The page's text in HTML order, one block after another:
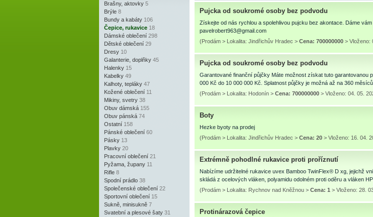
Brašny, aktovky 5
Brýle 8
Bundy a kabáty 106
Čepice, rukavice 18
Dámské oblečení 298
Dětské oblečení 29
Dresy 10
Galanterie, doplňky 45
Halenky 15
Kabelky 49
Kalhoty, tepláky 47
Kožené oblečení 11
Mikiny, svetry 38
Obuv dámská 155
Obuv pánská 74
Ostatní 158
Pánské oblečení 60
Pásky 13
Plavky 20
Pracovní oblečení 21
Pyžama, župany 11
Rifle 8
Spodní prádlo 38
Společenské oblečení 22
Sportovní oblečení 15
Sukně, minisukně 7
Svatební a plesové šaty 31
Pujcka od soukromé osoby bez podvodu
Získejte od nás rychlou a spolehlivou pujcku bez akontace. Dáme
pavelrobert963@gmail.com
(Prodám > Lokalita: Jindřichův Hradec > Cena: 700000000 > Vloženo:
Pujcka od soukromé osoby bez podvodu
Garantované finanční půjčky Máte možnost získat tuto
000 Kč do 10 000 000 Kč. Splatnost půjčky je možná až na 360
(Prodám > Lokalita: Hodonín > Cena: 700000000 > Vloženo: 04. 05.
Boty
Hezke byoty na prodej
(Prodám > Lokalita: Jindřichův Hradec > Cena: 20 > Vloženo: 16. 04.
Extrémně pohodlné rukavice proti proříznutí
Nabízíme udržitelné rukavice uvex Bamboo TwinFlex® D xg, jejichž
skládá z ocelových vláken, polyamidu odolném proti oděru a vláken
(Prodám > Lokalita: Rychnov nad Kněžnou > Cena: 1 > Vloženo: 28.
Protinárazová čepice